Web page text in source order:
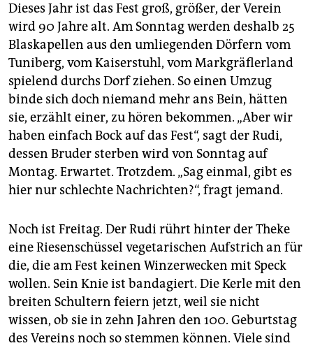
Dieses Jahr ist das Fest groß, größer, der Verein
wird 90 Jahre alt. Am Sonntag werden deshalb 25
Blaskapellen aus den umliegenden Dörfern vom
Tuniberg, vom Kaiserstuhl, vom Markgräflerland
spielend durchs Dorf ziehen. So einen Umzug
binde sich doch niemand mehr ans Bein, hätten
sie, erzählt einer, zu hören bekommen. „Aber wir
haben einfach Bock auf das Fest“, sagt der Rudi,
dessen Bruder sterben wird von Sonntag auf
Montag. Erwartet. Trotzdem. „Sag einmal, gibt es
hier nur schlechte Nachrichten?“, fragt jemand.
Noch ist Freitag. Der Rudi rührt hinter der Theke
eine Riesenschüssel vegetarischen Aufstrich an für
die, die am Fest keinen Winzerwecken mit Speck
wollen. Sein Knie ist bandagiert. Die Kerle mit den
breiten Schultern feiern jetzt, weil sie nicht
wissen, ob sie in zehn Jahren den 100. Geburtstag
des Vereins noch so stemmen können. Viele sind